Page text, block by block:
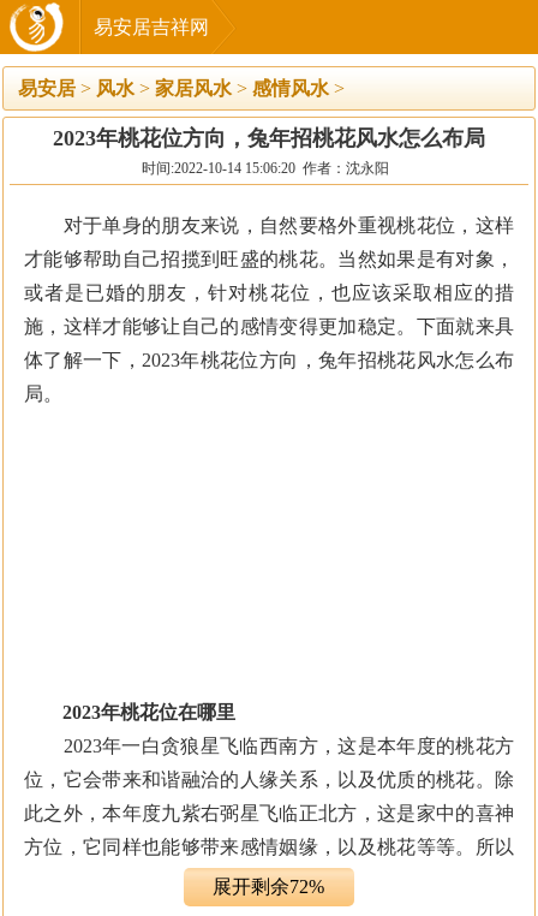
易安居吉祥网
易安居 > 风水 > 家居风水 > 感情风水 >
2023年桃花位方向，兔年招桃花风水怎么布局
时间:2022-10-14 15:06:20 作者：沈永阳
对于单身的朋友来说，自然要格外重视桃花位，这样
才能够帮助自己招揽到旺盛的桃花。当然如果是有对象，
或者是已婚的朋友，针对桃花位，也应该采取相应的措
施，这样才能够让自己的感情变得更加稳定。下面就来具
体了解一下，2023年桃花位方向，兔年招桃花风水怎么布
局。
2023年桃花位在哪里
2023年一白贪狼星飞临西南方，这是本年度的桃花方
位，它会带来和谐融洽的人缘关系，以及优质的桃花。除
此之外，本年度九紫右弼星飞临正北方，这是家中的喜神
方位，它同样也能够带来感情姻缘，以及桃花等等。所以
兔年的桃花方位有两个，如果想要在感情方面，收获幸福
展开剩余72%